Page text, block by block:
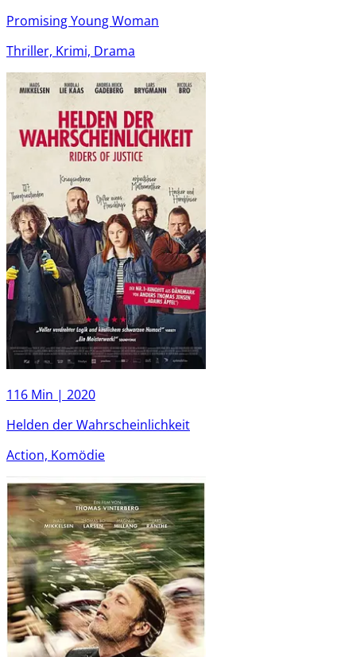
Promising Young Woman
Thriller, Krimi, Drama
116 Min | 2020
Helden der Wahrscheinlichkeit
Action, Komödie